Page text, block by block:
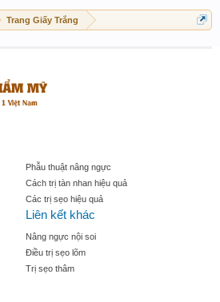
Trang Giấy Trắng
Phẫu thuật nâng ngực
Cách trị tàn nhan hiệu quả
Các trị sẹo hiệu quả
Liên kết khác
Nâng ngực nội soi
Điều trị sẹo lõm
Trị sẹo thâm